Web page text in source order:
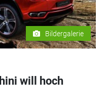
Bildergalerie
will hoch